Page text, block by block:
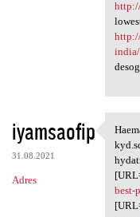
india/
iyamsaofip
31.08.2021
Adres
best-